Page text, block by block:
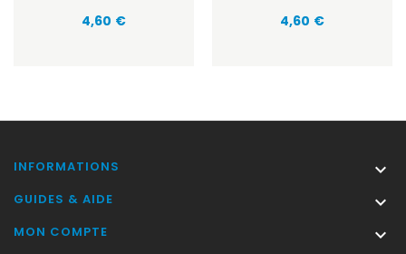
Prix
4,60 € Prix
4,60 €
INFORMATIONS 
GUIDES & AIDE 
MON COMPTE 